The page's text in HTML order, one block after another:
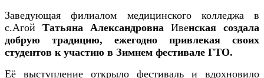
Заведующая филиалом медицинского колледжа в
с.Агой Татьяна Александровна Ивенская создала
добрую традицию, ежегодно привлекая своих
студентов к участию в Зимнем фестивале ГТО.
Её выступление открыло фестиваль и вдохновило